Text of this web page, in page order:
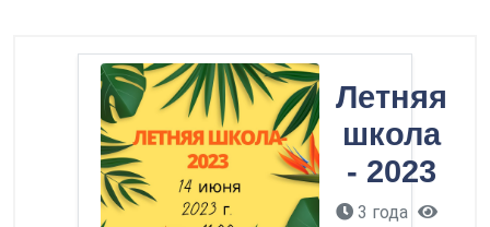
Летняя
школа
- 2023
3 года